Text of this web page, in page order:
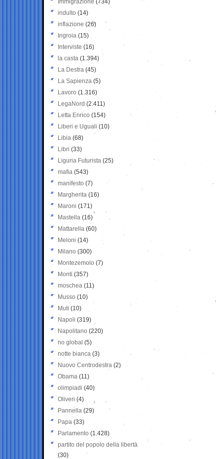
Immigrazione (734)
indulto (14)
inflazione (26)
Ingroia (15)
Interviste (16)
la casta (1.394)
La Destra (45)
La Sapienza (5)
Lavoro (1.316)
LegaNord (2.411)
Letta Enrico (154)
Liberi e Uguali (10)
Libia (68)
Libri (33)
Liguria Futurista (25)
mafia (543)
manifesto (7)
Margherita (16)
Maroni (171)
Mastella (16)
Mattarella (60)
Meloni (14)
Milano (300)
Montezemolo (7)
Monti (357)
moschea (11)
Musso (10)
Muti (10)
Napoli (319)
Napolitano (220)
no global (5)
notte bianca (3)
Nuovo Centrodestra (2)
Obama (11)
olimpiadi (40)
Oliveri (4)
Pannella (29)
Papa (33)
Parlamento (1.428)
partito del popolo della libertà
(30)